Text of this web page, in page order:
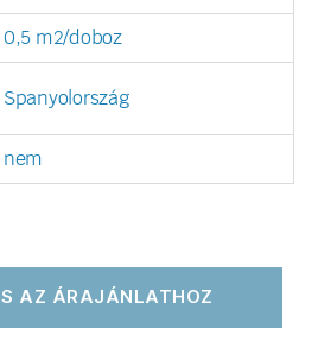
0,5 m2/doboz
Spanyolország
nem
AZ ÁRAJÁNLATHOZ